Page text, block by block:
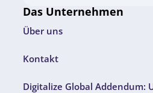
Das Unternehmen
Über uns
Kontakt
Digitalize Global Addendum: